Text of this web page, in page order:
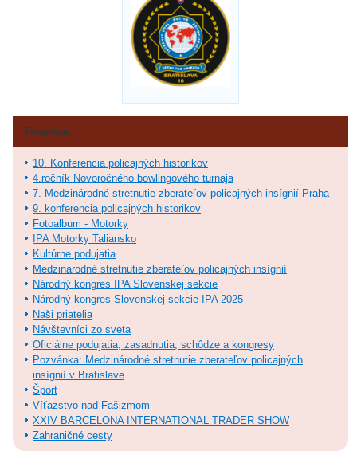
Fotoalbum
10. Konferencia policajných historikov
4.ročník Novoročného bowlingového turnaja
7. Medzinárodné stretnutie zberateľov policajných insígnií Praha
9. konferencia policajných historikov
Fotoalbum - Motorky
IPA Motorky Taliansko
Kultúrne podujatia
Medzinárodné stretnutie zberateľov policajných insígnií
Národný kongres IPA Slovenskej sekcie
Národný kongres Slovenskej sekcie IPA 2025
Naši priatelia
Návštevníci zo sveta
Oficiálne podujatia, zasadnutia, schôdze a kongresy
Pozvánka: Medzinárodné stretnutie zberateľov policajných
insígnií v Bratislave
Šport
Víťazstvo nad Fašizmom
XXIV BARCELONA INTERNATIONAL TRADER SHOW
Zahraničné cesty